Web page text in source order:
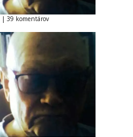
| 39 komentárov